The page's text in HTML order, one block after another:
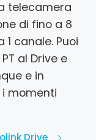
telecamera
di fino a 8
canale. Puoi
al Drive e
e in
momenti
Drive